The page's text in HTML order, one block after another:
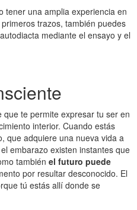
tener una amplia experiencia en
trazos, también puedes
mediante el ensayo y el
te permite expresar tu ser en
interior. Cuando estás
que adquiere una nueva vida a
embarazo existen instantes que
también el futuro puede
por resultar desconocido. El
tú estás allí donde se